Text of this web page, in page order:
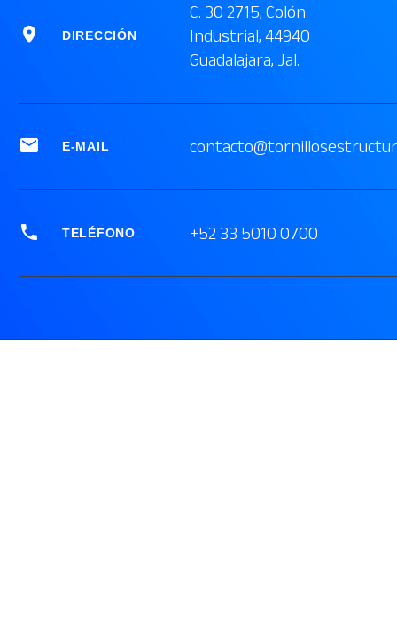

 DIRECCIÓN
C. 30 2715, Colón
Industrial, 44940
Guadalajara, Jal.

 E-MAIL

 TELÉFONO +52 33 5010 0700